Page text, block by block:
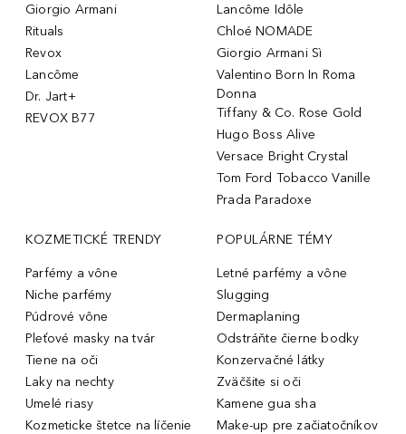
Giorgio Armani
Rituals
Revox
Lancôme
Dr. Jart+
REVOX B77
Lancôme Idôle
Chloé NOMADE
Giorgio Armani Sì
Valentino Born In Roma
Donna
Tiffany & Co. Rose Gold
Hugo Boss Alive
Versace Bright Crystal
Tom Ford Tobacco Vanille
Prada Paradoxe
KOZMETICKÉ TRENDY
Parfémy a vône
Niche parfémy
Púdrové vône
Pleťové masky na tvár
Tiene na oči
Laky na nechty
Umelé riasy
Kozmeticke štetce na líčenie
POPULÁRNE TÉMY
Letné parfémy a vône
Slugging
Dermaplaning
Odstráňte čierne bodky
Konzervačné látky
Zväčšite si oči
Kamene gua sha
Make-up pre začiatočníkov